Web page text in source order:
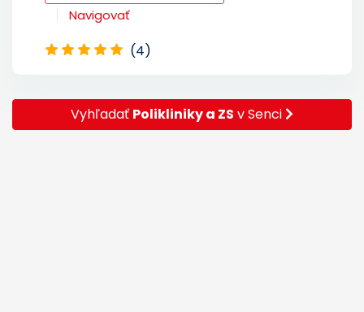
Navigovať
(4)
Vyhľadať Polikliniky a ZS v Senci